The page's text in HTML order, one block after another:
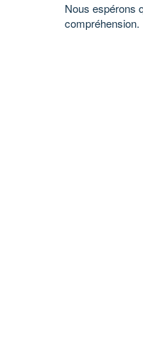
Nous espérons
compréhension.